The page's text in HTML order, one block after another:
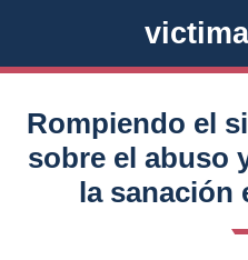
Rompiendo el
sobre el abuso
la sanación